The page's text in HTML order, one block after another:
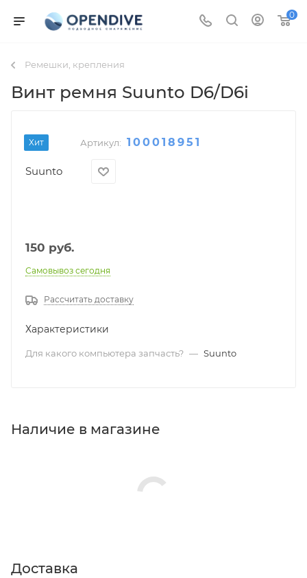
0
Ремешки, крепления
Винт ремня Suunto D6/D6i
Хит Артикул: 100018951
Suunto
150 руб.
Самовывоз сегодня
Рассчитать доставку
Характеристики
Для какого компьютера запчасть? — Suunto
Наличие в магазине
Доставка